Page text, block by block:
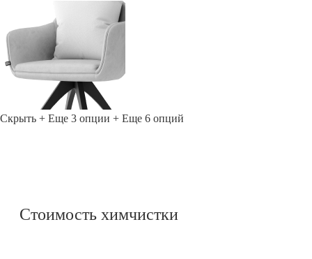
Скрыть + Еще 3 опции + Еще 6 опций
Стоимость химчистки